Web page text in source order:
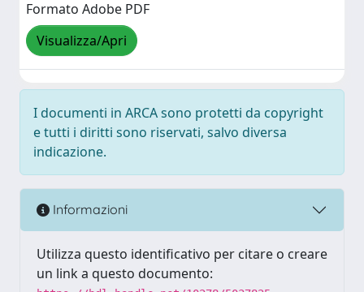
Formato Adobe PDF
Visualizza/Apri
I documenti in ARCA sono protetti da copyright
e tutti i diritti sono riservati, salvo diversa
indicazione.
Informazioni
Utilizza questo identificativo per citare o creare
un link a questo documento: